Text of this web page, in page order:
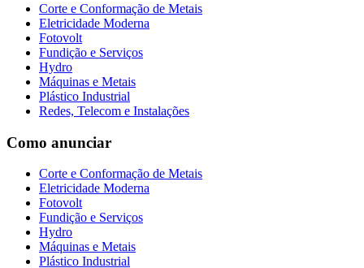
Corte e Conformação de Metais
Eletricidade Moderna
Fotovolt
Fundição e Serviços
Hydro
Máquinas e Metais
Plástico Industrial
Redes, Telecom e Instalações
Como anunciar
Corte e Conformação de Metais
Eletricidade Moderna
Fotovolt
Fundição e Serviços
Hydro
Máquinas e Metais
Plástico Industrial